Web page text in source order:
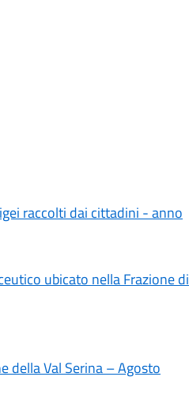
raccolti dai cittadini - anno
ubicato nella Frazione di
della Val Serina – Agosto